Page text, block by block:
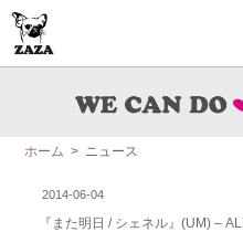
ホーム > ニュース
2014-06-04
『また明日 / シェネル』(UM) –